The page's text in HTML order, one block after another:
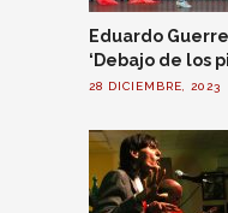
Eduardo
‘Debajo de los
28 DICIEMBRE, 2023